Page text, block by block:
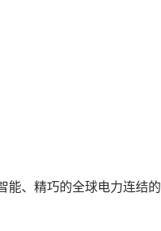
能、精巧的全球电力连结